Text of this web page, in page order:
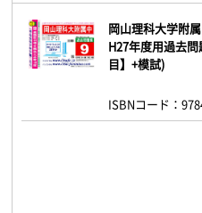
岡山理科大学附
H27年度用過去
目】+模試)
ISBNコード：